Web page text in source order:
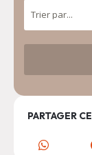
PARTAGER